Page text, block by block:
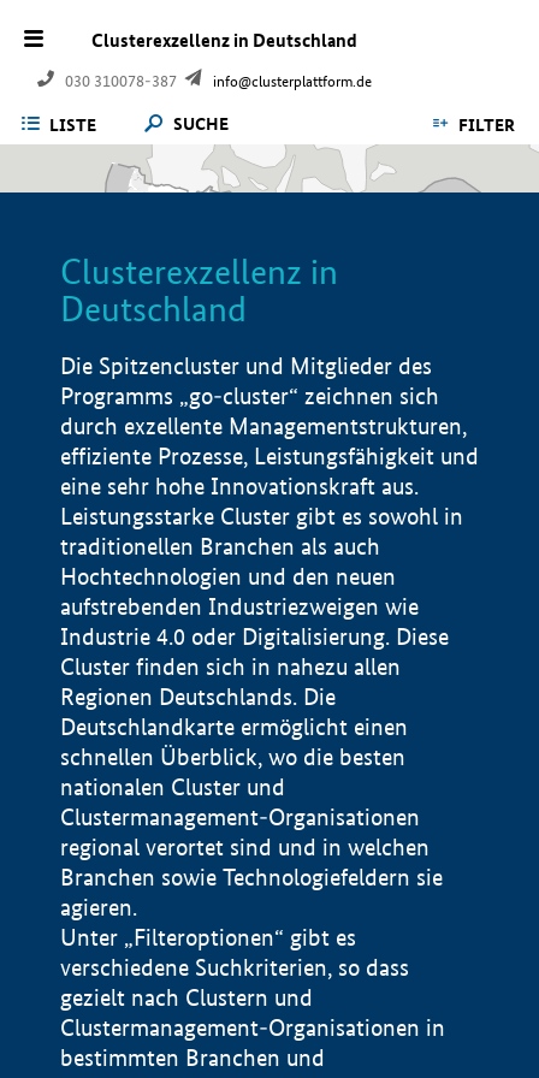
Clusterexzellenz in Deutschland
030 310078-387 info@clusterplattform.de
LISTE SUCHE FILTER
Clusterexzellenz in
Deutschland
Die Spitzencluster und Mitglieder des
Programms „go-cluster“ zeichnen sich
durch exzellente Managementstrukturen,
effiziente Prozesse, Leistungsfähigkeit und
eine sehr hohe Innovationskraft aus.
Leistungsstarke Cluster gibt es sowohl in
traditionellen Branchen als auch
Hochtechnologien und den neuen
aufstrebenden Industriezweigen wie
Industrie 4.0 oder Digitalisierung. Diese
Cluster finden sich in nahezu allen
Regionen Deutschlands. Die
Deutschlandkarte ermöglicht einen
schnellen Überblick, wo die besten
nationalen Cluster und
Clustermanagement-Organisationen
regional verortet sind und in welchen
Branchen sowie Technologiefeldern sie
agieren.
Unter „Filteroptionen“ gibt es
verschiedene Suchkriterien, so dass
gezielt nach Clustern und
Clustermanagement-Organisationen in
bestimmten Branchen und
Impressum
Datenschutzerklärung
BMWE, 2026 ©
100 km © Geobasis-DE / BKG 2015